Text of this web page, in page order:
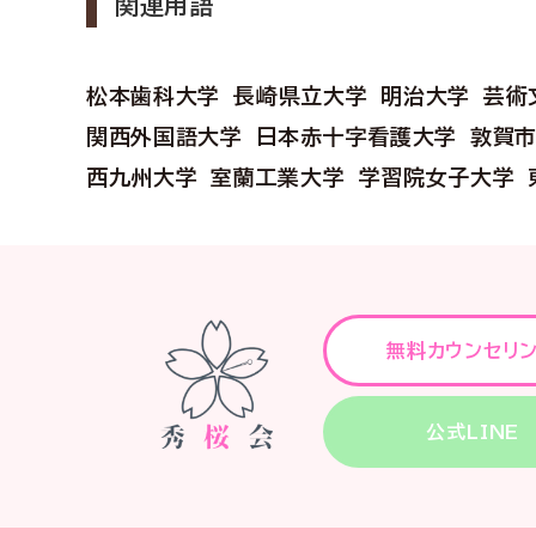
関連用語
松本歯科大学 長崎県立大学 明治大学
芸術
関西外国語大学
日本赤十字看護大学
敦賀
西九州大学
室蘭工業大学 学習院女子大学
無料カウンセリ
公式LINE